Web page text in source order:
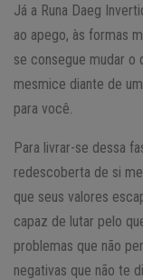
Já a Runa Daeg
ao apego, às formas
se consegue mudar o
mesmice diante de
para você.
Para livrar-se dessa
redescoberta de si
que seus valores
capaz de lutar pelo
problemas que não
negativas que não te